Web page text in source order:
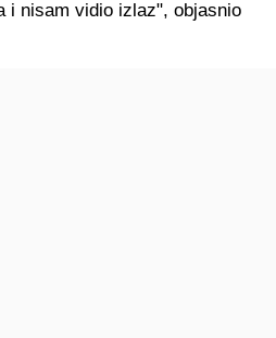
i nisam vidio izlaz", objasnio